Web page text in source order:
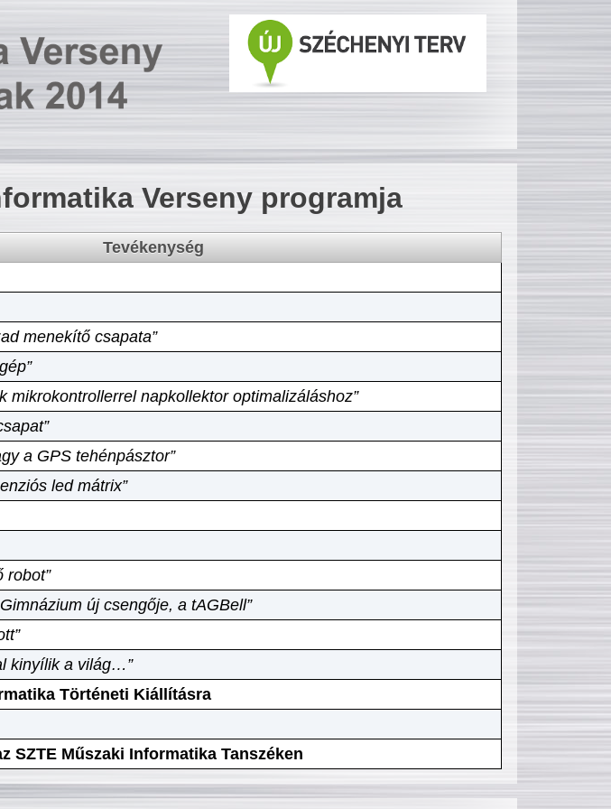
Verseny programja
Tevékenység
menekítő csapata”
mikrokontrollerrel napkollektor optimalizáláshoz”
a GPS tehénpásztor”
led mátrix”
robot”
új csengője, a tAGBell”
kinyílik a világ…”
Történeti Kiállításra
SZTE Műszaki Informatika Tanszéken